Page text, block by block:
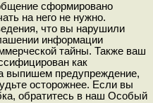
сформировано
на него не нужно.
что вы нарушили
информации
тайны. Также ваш
как
выпишем предупреждение,
осторожнее. Если вы
обратитесь в наш Особый